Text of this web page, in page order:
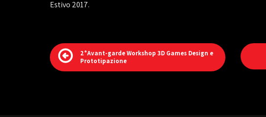
Estivo 2017.
2°Avant-garde Workshop 3D Games Design e
Prototipazione